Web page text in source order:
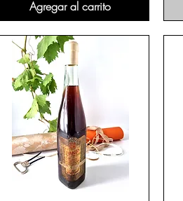
Agregar al carrito